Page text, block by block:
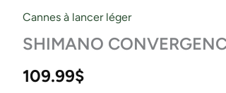
Cannes à lancer léger
SHIMANO
109.99$
CONVERGENCE
ML
SPN
D